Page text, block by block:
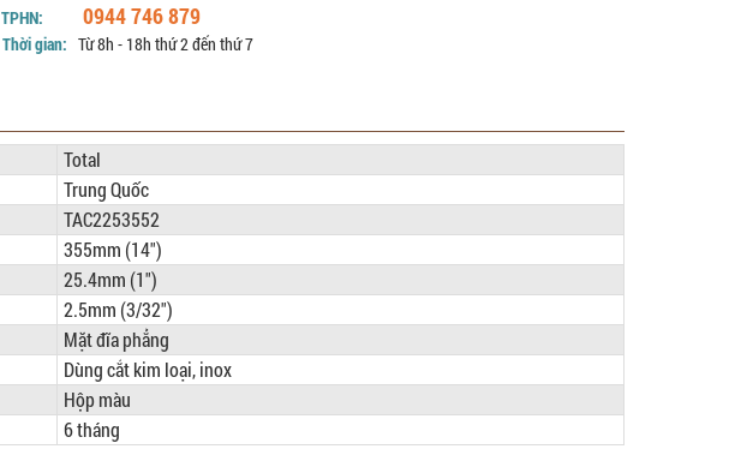
TPHN:
0944 746 879
Thời gian: Từ 8h - 18h thứ 2 đến thứ 7
Total
Trung Quốc
TAC2253552
355mm (14")
25.4mm (1")
2.5mm (3/32")
Mặt đĩa phẳng
Dùng cắt kim loại, inox
Hộp màu
6 tháng